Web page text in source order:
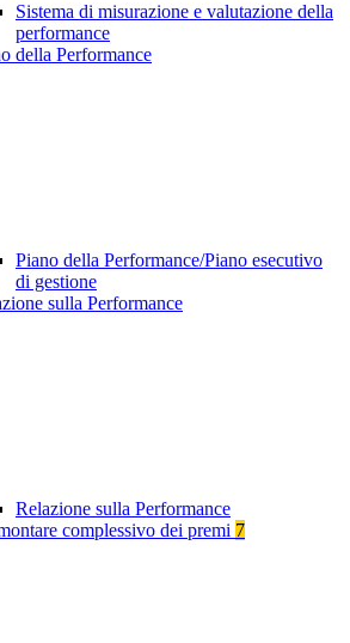
Sistema di misurazione e valutazione della
performance
della Performance
Piano della Performance/Piano esecutivo
di gestione
sulla Performance
Relazione sulla Performance
complessivo dei premi 7